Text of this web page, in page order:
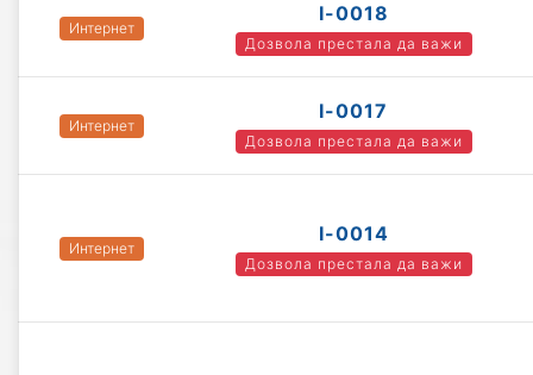
Интернет
I-0018
Дозвола престала да важи
Интернет
I-0017
Дозвола престала да важи
Интернет
I-0014
Дозвола престала да важи